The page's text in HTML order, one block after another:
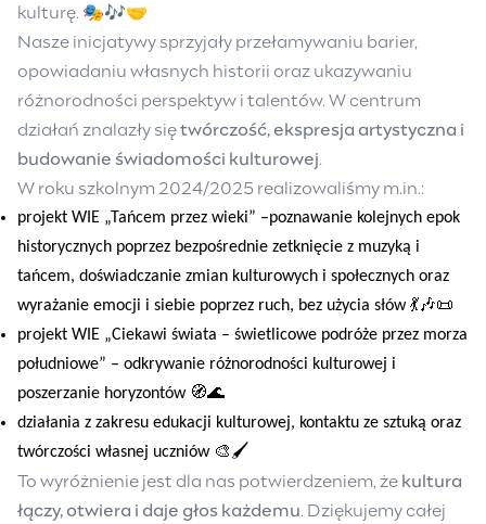
kulturę. 🎭🎶🤝
Nasze inicjatywy sprzyjały przełamywaniu barier,
opowiadaniu własnych historii oraz ukazywaniu
różnorodności perspektyw i talentów. W centrum
działań znalazły siętwórczość, ekspresja artystyczna i
budowanie świadomości kulturowej.
W roku szkolnym 2024/2025 realizowaliśmy m.in.:
projekt WIE „Tańcem przez wieki” –poznawanie kolejnych epok
historycznych poprzez bezpośrednie zetknięcie z muzyką i
tańcem, doświadczanie zmian kulturowych i społecznych oraz
wyrażanie emocji i siebie poprzez ruch, bez użycia słów 💃🎶📜
projekt WIE „Ciekawi świata – świetlicowe podróże przez morza
południowe” – odkrywanie różnorodności kulturowej i
poszerzanie horyzontów 🧭🌊
działania z zakresu edukacji kulturowej, kontaktu ze sztuką oraz
twórczości własnej uczniów 🎨🖌️
To wyróżnienie jest dla nas potwierdzeniem, że kultura
łączy, otwiera i daje głos każdemu. Dziękujemy całej